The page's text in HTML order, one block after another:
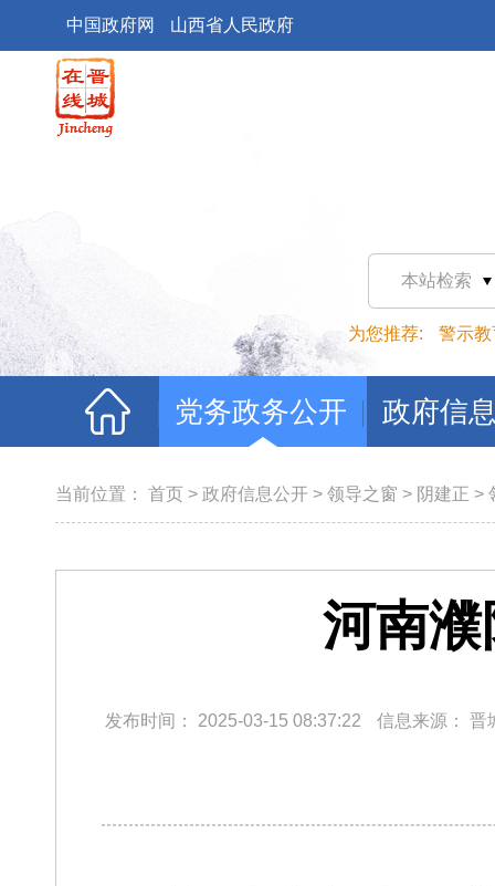
中国政府网 山西省人民政府
本站检索
为您推荐: 警示教
党务政务公开 政府信
当前位置： 首页 > 政府信息公开 > 领导之窗 > 阴建正 >
河南
发布时间： 2025-03-15 08:37:22 信息来源： 晋